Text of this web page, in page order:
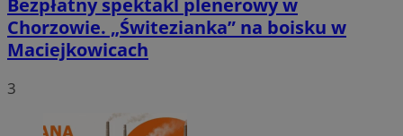
Bezpłatny spektakl plenerowy w
Chorzowie. „Świtezianka” na boisku w
Maciejkowicach
3